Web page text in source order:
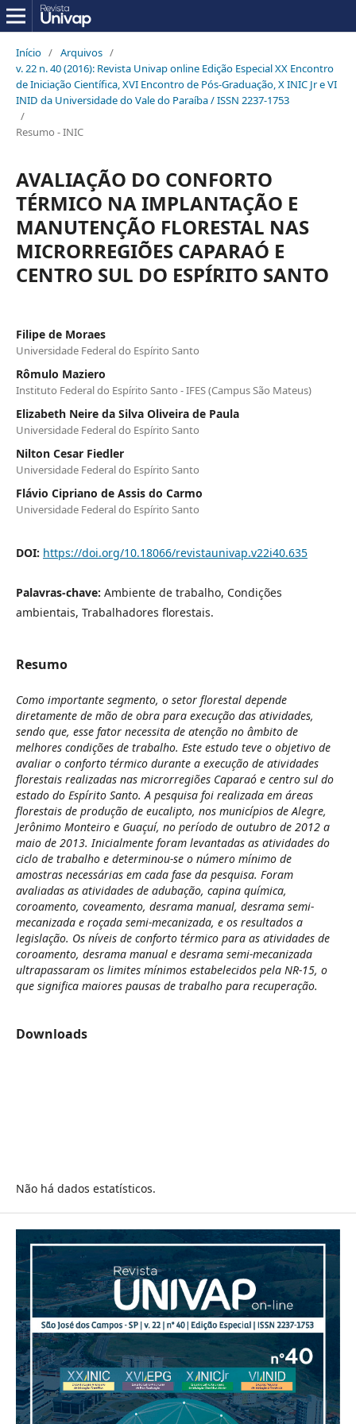
Início / Arquivos /
v. 22 n. 40 (2016): Revista Univap online Edição Especial XX Encontro
de Iniciação Científica, XVI Encontro de Pós-Graduação, X INIC Jr e VI
INID da Universidade do Vale do Paraíba / ISSN 2237-1753
/
Resumo - INIC
AVALIAÇÃO DO CONFORTO
TÉRMICO NA IMPLANTAÇÃO E
MANUTENÇÃO FLORESTAL NAS
MICRORREGIÕES CAPARAÓ E
CENTRO SUL DO ESPÍRITO SANTO
Filipe de Moraes
Universidade Federal do Espírito Santo
Rômulo Maziero
Instituto Federal do Espírito Santo - IFES (Campus São Mateus)
Elizabeth Neire da Silva Oliveira de Paula
Universidade Federal do Espírito Santo
Nilton Cesar Fiedler
Universidade Federal do Espírito Santo
Flávio Cipriano de Assis do Carmo
Universidade Federal do Espírito Santo
DOI: https://doi.org/10.18066/revistaunivap.v22i40.635
Palavras-chave: Ambiente de trabalho, Condições
ambientais, Trabalhadores florestais.
Resumo
Como importante segmento, o setor florestal depende
diretamente de mão de obra para execução das atividades,
sendo que, esse fator necessita de atenção no âmbito de
melhores condições de trabalho. Este estudo teve o objetivo de
avaliar o conforto térmico durante a execução de atividades
florestais realizadas nas microrregiões Caparaó e centro sul do
estado do Espírito Santo. A pesquisa foi realizada em áreas
florestais de produção de eucalipto, nos municípios de Alegre,
Jerônimo Monteiro e Guaçuí, no período de outubro de 2012 a
maio de 2013. Inicialmente foram levantadas as atividades do
ciclo de trabalho e determinou-se o número mínimo de
amostras necessárias em cada fase da pesquisa. Foram
avaliadas as atividades de adubação, capina química,
coroamento, coveamento, desrama manual, desrama semi-
mecanizada e roçada semi-mecanizada, e os resultados a
legislação. Os níveis de conforto térmico para as atividades de
coroamento, desrama manual e desrama semi-mecanizada
ultrapassaram os limites mínimos estabelecidos pela NR-15, o
que significa maiores pausas de trabalho para recuperação.
Downloads
Não há dados estatísticos.